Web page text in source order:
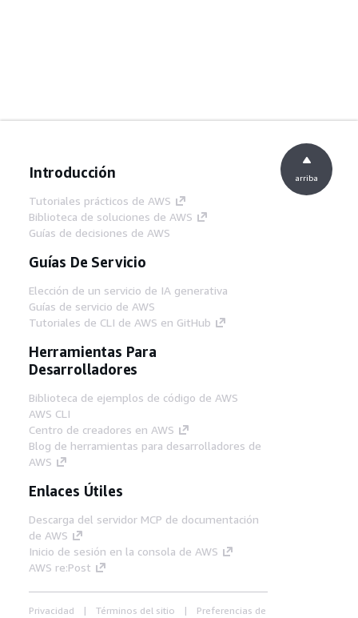
Introducción
Tutoriales prácticos de AWS
Biblioteca de soluciones de AWS
Guías de decisiones de AWS
Guías De Servicio
Elección de un servicio de IA generativa
Guías de servicio de AWS
Tutoriales de CLI de AWS en GitHub
Herramientas Para
Desarrolladores
Biblioteca de ejemplos de código de AWS
AWS CLI
Centro de creadores en AWS
Blog de herramientas para desarrolladores de
AWS
Enlaces Útiles
Descarga del servidor MCP de documentación
de AWS
Inicio de sesión en la consola de AWS
AWS re:Post
Privacidad Términos del sitio Preferencias de
arriba